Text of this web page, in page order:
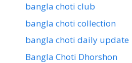
bangla choti club
bangla choti collection
bangla choti daily update
Bangla Choti Dhorshon